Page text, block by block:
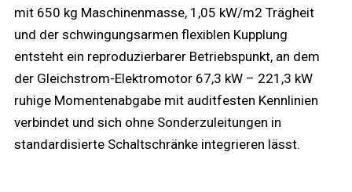
mit 650 kg Maschinenmasse, 1,05 kW/m2 Trägheit
und der schwingungsarmen flexiblen Kupplung
entsteht ein reproduzierbarer Betriebspunkt, an dem
der Gleichstrom-Elektromotor 67,3 kW – 221,3 kW
ruhige Momentenabgabe mit auditfesten Kennlinien
verbindet und sich ohne Sonderzuleitungen in
standardisierte Schaltschränke integrieren lässt.